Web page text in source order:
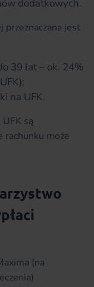
dodatkowych.
przeznaczana jest
39 lat – ok. 24%
na UFK.
są
rachunku może
(na